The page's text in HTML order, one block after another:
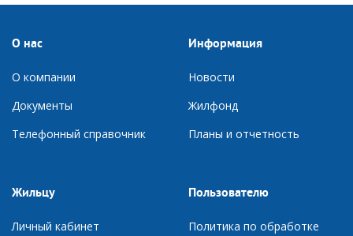
О нас
О компании
Документы
Телефонный справочник
Информация
Новости
Жилфонд
Планы и отчетность
Жильцу
Личный кабинет
Пользователю
Политика по обработке